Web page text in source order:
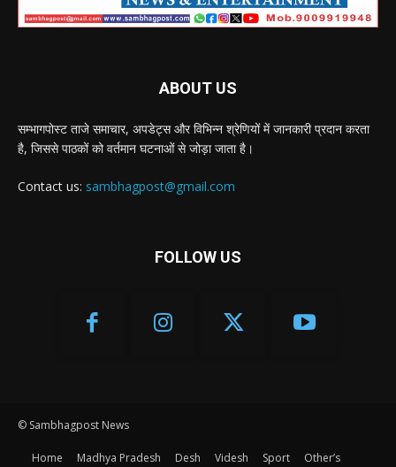
ABOUT US
सम्भागपोस्ट ताजे समाचार, अपडेट्स और विभिन्न श्रेणियों में जानकारी प्रदान करता
है, जिससे पाठकों को वर्तमान घटनाओं से जोड़ा जाता है।
Contact us: sambhagpost@gmail.com
FOLLOW US
© Sambhagpost News
Home Madhya Pradesh Desh Videsh Sport Other’s